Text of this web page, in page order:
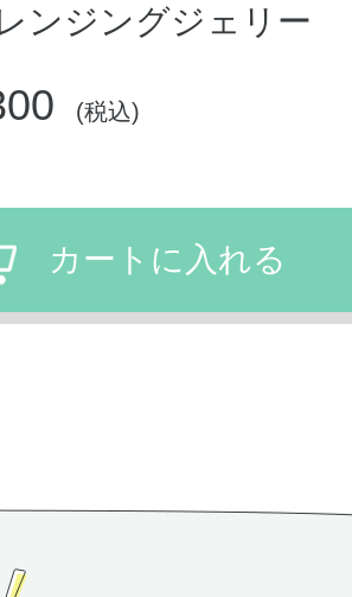
ンジングジェリー
(税込)
カートに入れる